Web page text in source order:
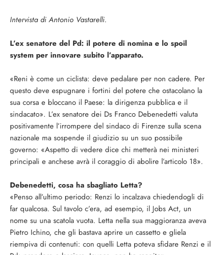
Intervista di Antonio Vastarelli.
L’ex senatore del Pd: il potere di nomina e lo spoil
system per innovare subito l’apparato.
«Reni è come un ciclista: deve pedalare per non cadere. Per
questo deve espugnare i fortini del potere che ostacolano la
sua corsa e bloccano il Paese: la dirigenza pubblica e il
sindacato». L’ex senatore dei Ds Franco Debenedetti valuta
positivamente l’irrompere del sindaco di Firenze sulla scena
nazionale ma sospende il giudizio su un suo possibile
governo: «Aspetto di vedere dice chi metterà nei ministeri
principali e anchese avrà il coraggio di abolire l’articolo 18».
Debenedetti, cosa ha sbagliato Letta?
«Penso all’ultimo periodo: Renzi lo incalzava chiedendogli di
far qualcosa. Sul tavolo c’era, ad esempio, il Jobs Act, un
nome su una scatola vuota. Letta nella sua maggioranza aveva
Pietro Ichino, che gli bastava aprire un cassetto e gliela
riempiva di contenuti: con quelli Letta poteva sfidare Renzi e il